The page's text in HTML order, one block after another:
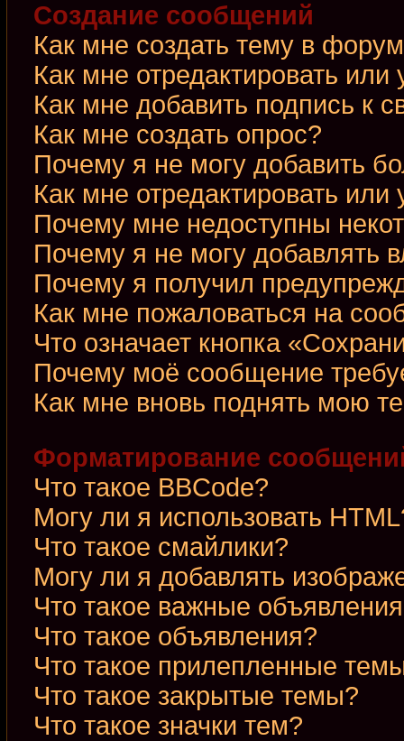
Создание сообщений
Как мне создать тему в
Как мне отредактировать
Как мне добавить подпись к
Как мне создать опрос?
Почему я не могу добавить
Как мне отредактировать или
Почему мне недоступны
Почему я не могу добавлять
Почему я получил
Как мне пожаловаться на
Что означает кнопка
Почему моё сообщение
Как мне вновь поднять мою
Форматирование
Что такое BBCode?
Могу ли я использовать
Что такое смайлики?
Могу ли я добавлять
Что такое важные
Что такое объявления?
Что такое прилепленные
Что такое закрытые темы?
Что такое значки тем?